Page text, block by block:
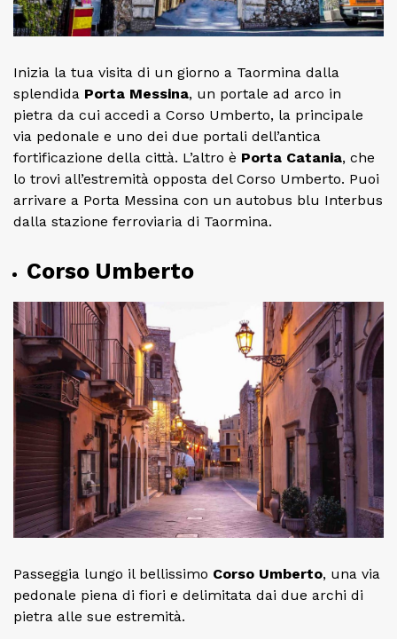
Inizia la tua visita di un giorno a Taormina dalla
splendida Porta Messina, un portale ad arco in
pietra da cui accedi a Corso Umberto, la principale
via pedonale e uno dei due portali dell’antica
fortificazione della città. L’altro è Porta Catania, che
lo trovi all’estremità opposta del Corso Umberto. Puoi
arrivare a Porta Messina con un autobus blu Interbus
dalla stazione ferroviaria di Taormina.
Corso Umberto
Passeggia lungo il bellissimo Corso Umberto, una via
pedonale piena di fiori e delimitata dai due archi di
pietra alle sue estremità.